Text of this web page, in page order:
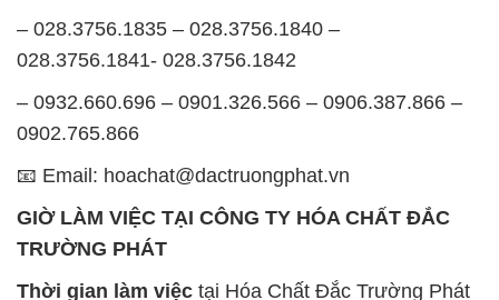
– 028.3756.1835 – 028.3756.1840 –
028.3756.1841- 028.3756.1842
– 0932.660.696 – 0901.326.566 – 0906.387.866 –
0902.765.866
📧 Email: hoachat@dactruongphat.vn
GIỜ LÀM VIỆC TẠI CÔNG TY HÓA CHẤT ĐẮC
TRƯỜNG PHÁT
Thời gian làm việc tại Hóa Chất Đắc Trường Phát